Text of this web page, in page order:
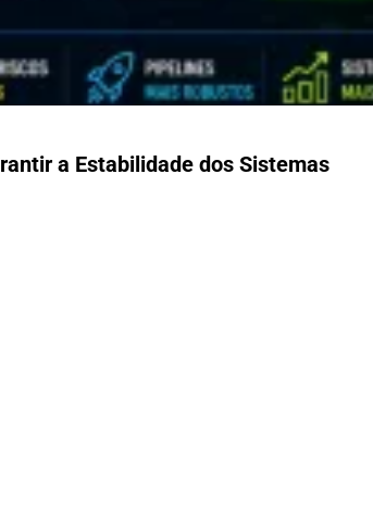
a Estabilidade dos Sistemas